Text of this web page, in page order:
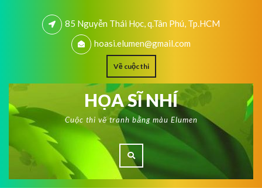
85 Nguyễn Thái Học, q.Tân Phú, Tp.HCM
hoasi.elumen@gmail.com
Về cuộc thi
HỌA SĨ NHÍ
Cuộc thi vẽ tranh bằng màu Elumen